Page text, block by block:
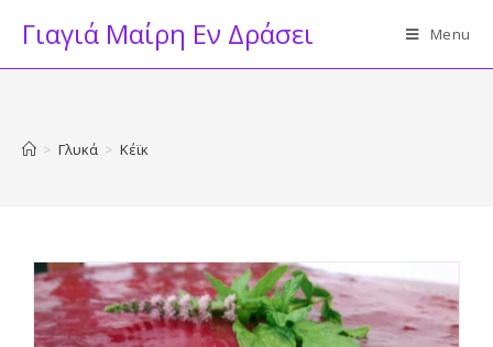
content
Γιαγιά Μαίρη Εν Δράσει Menu
> Γλυκά > Κέϊκ